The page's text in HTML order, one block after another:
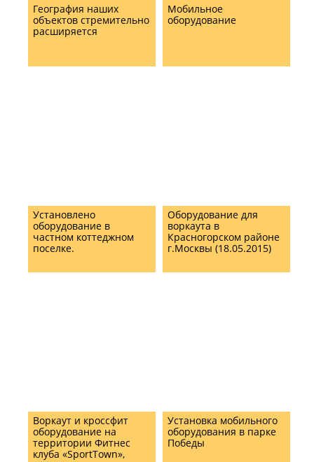
География наших
объектов стремительно
расширяется
Мобильное
оборудование
Установлено
оборудование в
частном коттеджном
поселке.
Оборудование для
воркаута в
Красногорском районе
г.Москвы (18.05.2015)
Воркаут и кроссфит
оборудование на
территории Фитнес
клуба «SportTown»,
Установка мобильного
оборудования в парке
Победы